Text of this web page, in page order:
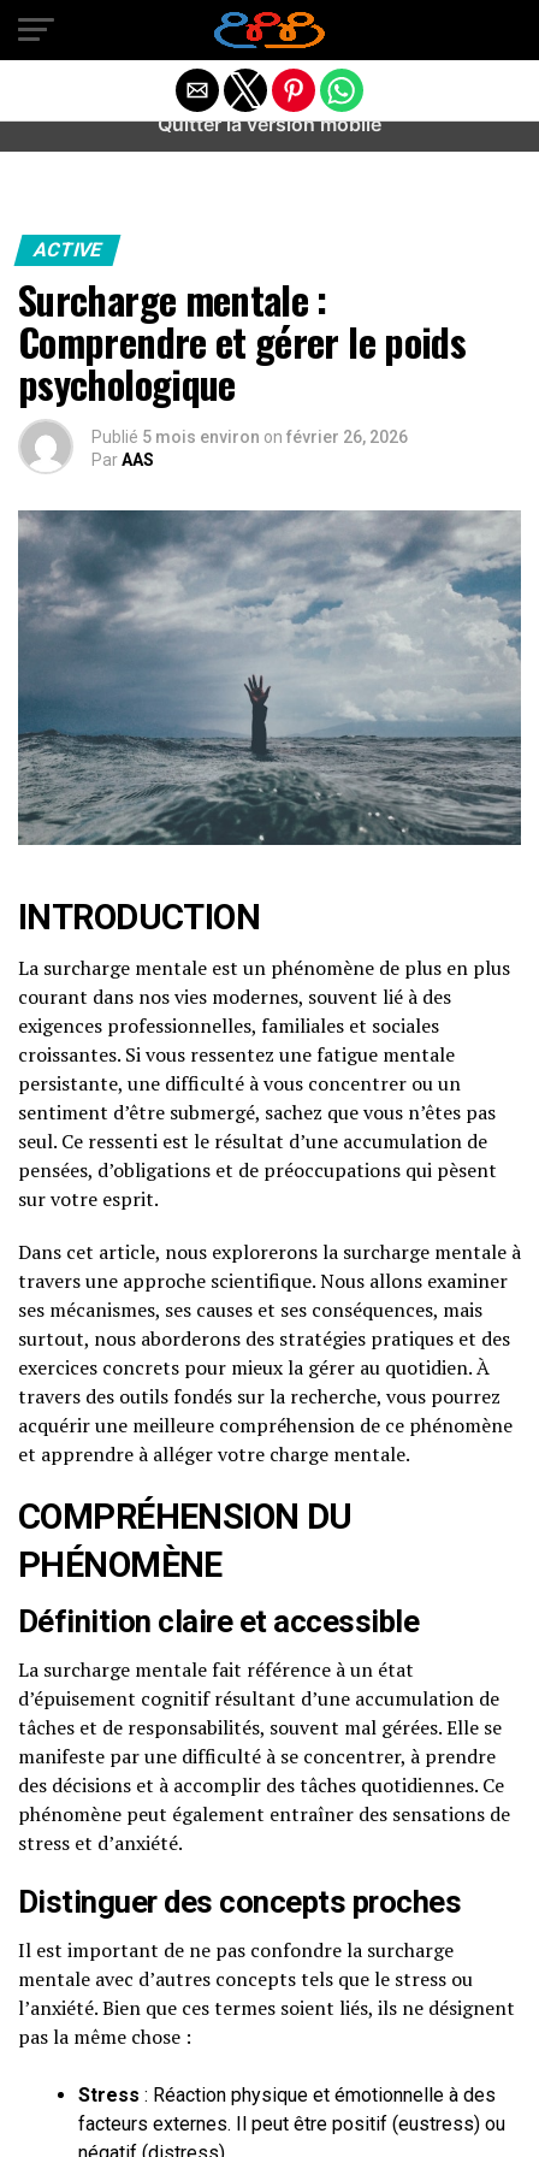
Warning
: preg_match(): Unknown modifier '/' in
/home/u589487443/domains/aideanxietestress.fr/
content/plugins/idev-post-views/includes/class-bots.php
ACTIVE
Surcharge mentale :
Comprendre et gérer le poids
psychologique
Publié 5 mois environ on février 26, 2026
ParAAS
INTRODUCTION
La surcharge mentale est un phénomène de plus en plus
courant dans nos vies modernes, souvent lié à des
exigences professionnelles, familiales et sociales
croissantes. Si vous ressentez une fatigue mentale
persistante, une difficulté à vous concentrer ou un
sentiment d’être submergé, sachez que vous n’êtes pas
seul. Ce ressenti est le résultat d’une accumulation de
pensées, d’obligations et de préoccupations qui pèsent
sur votre esprit.
Dans cet article, nous explorerons la surcharge mentale à
travers une approche scientifique. Nous allons examiner
ses mécanismes, ses causes et ses conséquences, mais
surtout, nous aborderons des stratégies pratiques et des
exercices concrets pour mieux la gérer au quotidien. À
travers des outils fondés sur la recherche, vous pourrez
acquérir une meilleure compréhension de ce phénomène
et apprendre à alléger votre charge mentale.
COMPRÉHENSION DU
PHÉNOMÈNE
Définition claire et accessible
La surcharge mentale fait référence à un état
d’épuisement cognitif résultant d’une accumulation de
tâches et de responsabilités, souvent mal gérées. Elle se
manifeste par une difficulté à se concentrer, à prendre
des décisions et à accomplir des tâches quotidiennes. Ce
phénomène peut également entraîner des sensations de
stress et d’anxiété.
Distinguer des concepts proches
Il est important de ne pas confondre la surcharge
mentale avec d’autres concepts tels que le stress ou
l’anxiété. Bien que ces termes soient liés, ils ne désignent
pas la même chose :
Stress : Réaction physique et émotionnelle à des
facteurs externes. Il peut être positif (eustress) ou
Quitter la version mobile